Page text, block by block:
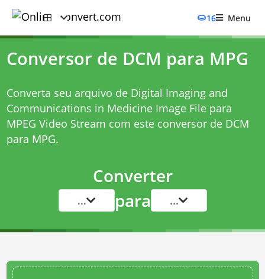
16 Menu
Conversor de DCM para MPG
Converta seu arquivo de Digital Imaging and
Communications in Medicine Image File para
MPEG Video Stream com este conversor de DCM
para MPG.
Converter
... para ...